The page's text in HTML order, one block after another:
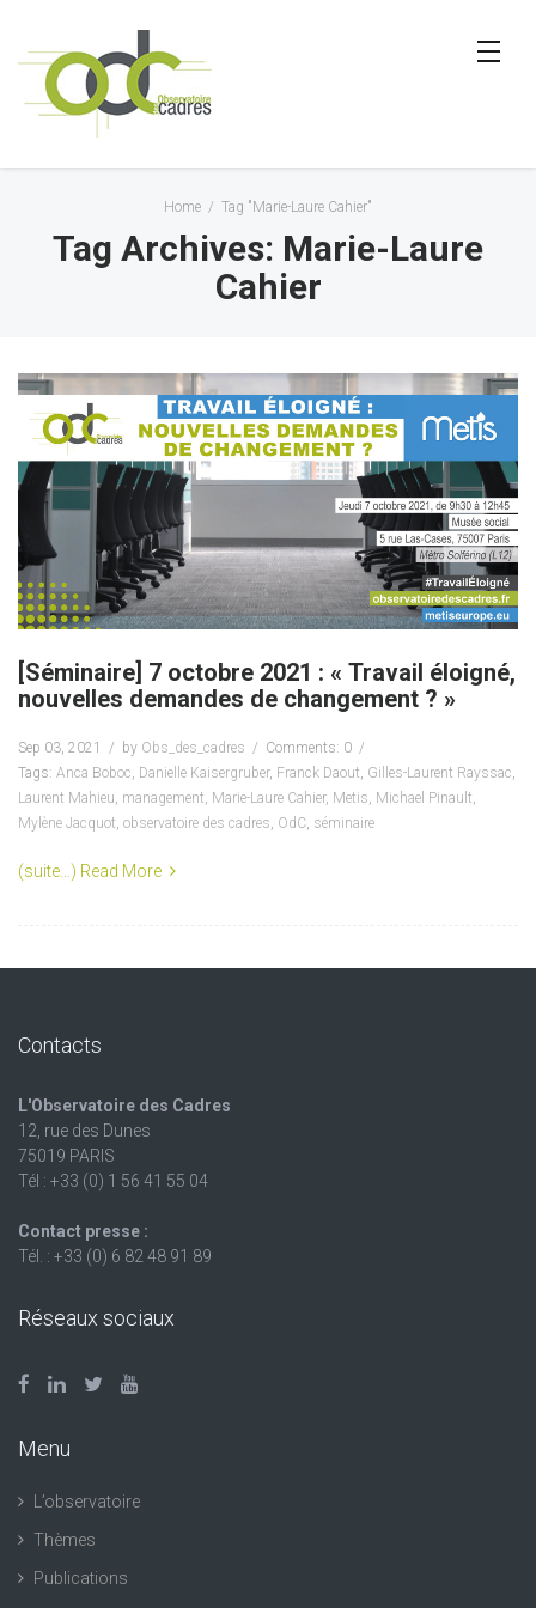
Home / Tag "Marie-Laure Cahier"
Tag Archives: Marie-Laure
Cahier
[Séminaire] 7 octobre 2021 : « Travail éloigné,
nouvelles demandes de changement ? »
Sep 03, 2021 by Obs_des_cadres
Comments: 0
Tags: Anca Boboc, Danielle Kaisergruber, Franck Daout, Gilles-Laurent Rayssac,
Laurent Mahieu, management, Marie-Laure Cahier, Metis, Michael Pinault,
Mylène Jacquot, observatoire des cadres, OdC, séminaire
(suite…) Read More
Contacts
L'Observatoire des Cadres
12, rue des Dunes
75019 PARIS
Tél : +33 (0) 1 56 41 55 04
Contact presse :
Tél. : +33 (0) 6 82 48 91 89
Réseaux sociaux
Menu
L’observatoire
Thèmes
Publications